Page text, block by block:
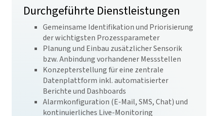
Durchgeführte Dienstleistungen
Gemeinsame Identifikation und Priorisierung
der wichtigsten Prozessparameter
Planung und Einbau zusätzlicher Sensorik
bzw. Anbindung vorhandener Messstellen
Konzepterstellung für eine zentrale
Datenplattform inkl. automatisierter
Berichte und Dashboards
Alarmkonfiguration (E-Mail, SMS, Chat) und
kontinuierliches Live-Monitoring